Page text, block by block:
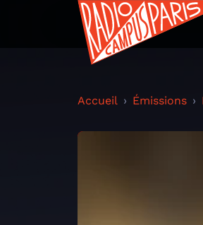
Accueil Émissions